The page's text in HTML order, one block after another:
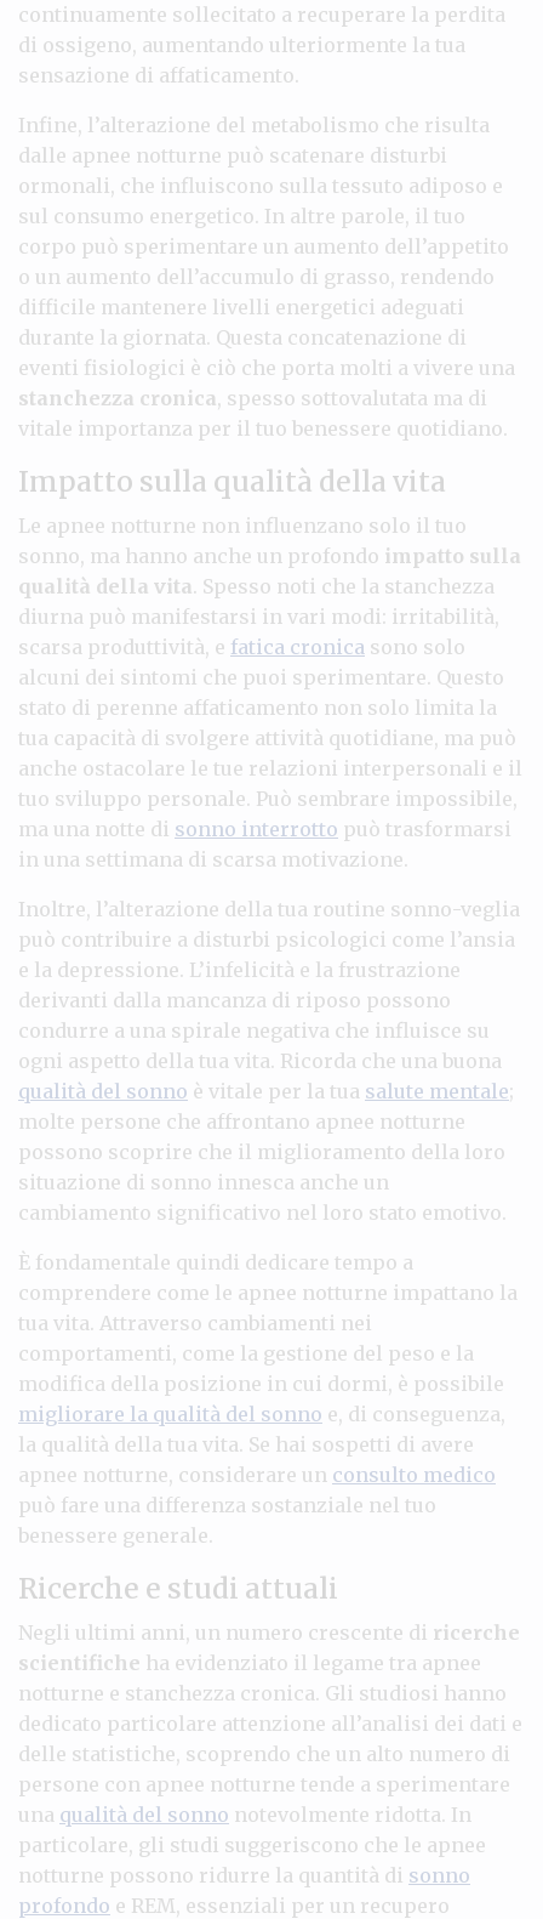
continuamente sollecitato a recuperare la perdita
di ossigeno, aumentando ulteriormente la tua
sensazione di affaticamento.
Infine, l’alterazione del metabolismo che risulta
dalle apnee notturne può scatenare disturbi
ormonali, che influiscono sulla tessuto adiposo e
sul consumo energetico. In altre parole, il tuo
corpo può sperimentare un aumento dell’appetito
o un aumento dell’accumulo di grasso, rendendo
difficile mantenere livelli energetici adeguati
durante la giornata. Questa concatenazione di
eventi fisiologici è ciò che porta molti a vivere una
stanchezza cronica, spesso sottovalutata ma di
vitale importanza per il tuo benessere quotidiano.
Impatto sulla qualità della vita
Le apnee notturne non influenzano solo il tuo
sonno, ma hanno anche un profondo impatto sulla
qualità della vita. Spesso noti che la stanchezza
diurna può manifestarsi in vari modi: irritabilità,
scarsa produttività, e fatica cronica sono solo
alcuni dei sintomi che puoi sperimentare. Questo
stato di perenne affaticamento non solo limita la
tua capacità di svolgere attività quotidiane, ma può
anche ostacolare le tue relazioni interpersonali e il
tuo sviluppo personale. Può sembrare impossibile,
ma una notte di sonno interrotto può trasformarsi
in una settimana di scarsa motivazione.
Inoltre, l’alterazione della tua routine sonno-veglia
può contribuire a disturbi psicologici come l’ansia
e la depressione. L’infelicità e la frustrazione
derivanti dalla mancanza di riposo possono
condurre a una spirale negativa che influisce su
ogni aspetto della tua vita. Ricorda che una buona
qualità del sonno è vitale per la tua salute mentale;
molte persone che affrontano apnee notturne
possono scoprire che il miglioramento della loro
situazione di sonno innesca anche un
cambiamento significativo nel loro stato emotivo.
È fondamentale quindi dedicare tempo a
comprendere come le apnee notturne impattano la
tua vita. Attraverso cambiamenti nei
comportamenti, come la gestione del peso e la
modifica della posizione in cui dormi, è possibile
migliorare la qualità del sonno e, di conseguenza,
la qualità della tua vita. Se hai sospetti di avere
apnee notturne, considerare un consulto medico
può fare una differenza sostanziale nel tuo
benessere generale.
Ricerche e studi attuali
Negli ultimi anni, un numero crescente di ricerche
scientifiche ha evidenziato il legame tra apnee
notturne e stanchezza cronica. Gli studiosi hanno
dedicato particolare attenzione all’analisi dei dati e
delle statistiche, scoprendo che un alto numero di
persone con apnee notturne tende a sperimentare
una qualità del sonno notevolmente ridotta. In
particolare, gli studi suggeriscono che le apnee
notturne possono ridurre la quantità di sonno
profondo e REM, essenziali per un recupero